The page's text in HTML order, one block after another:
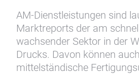
AM-Dienstleistungen sind
Marktreports der am
wachsender Sektor in der
Drucks. Davon können auch
mittelständische